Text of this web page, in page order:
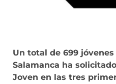
Un total de 699
Salamanca ha
Joven en las tres